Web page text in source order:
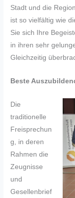
Stadt und die
ist so vielfältig wie
Sie sich Ihre
in ihren sehr
Gleichzeitig
Beste
Die
traditionelle
Freisprechun
g, in deren
Rahmen die
Zeugnisse
und
Gesellenbrief